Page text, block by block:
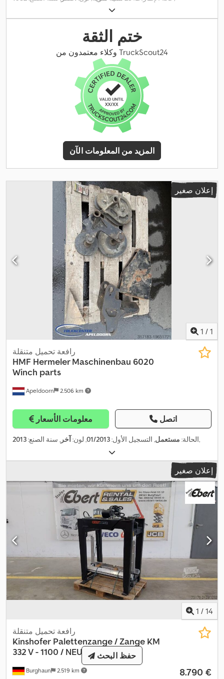
ختم الثقة
وكلاء معتمدون من TruckScout24
المزيد من المعلومات الآن
إعلان صغير
1 / 1
Apeldoorn 2.506 km
رافعة تحميل متنقلة
HMF Hermeler Maschinenbau 6020
Winch parts
معلومات الأسعار اتصل
الحالة: مستعمل, التسجيل الأول:01/2013, لون:آخر , سنة الصنع:2013 ,
إعلان صغير
1 / 14
Burghaun 2.519 km
رافعة تحميل متنقلة
Kinshofer Palettenzange / Zange KM
332 V - 1100 / NEU lagern
‏8.790 €
حفظ البحث